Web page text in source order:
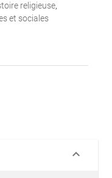
religieuse,
et sociales
keyboard_arrow_down